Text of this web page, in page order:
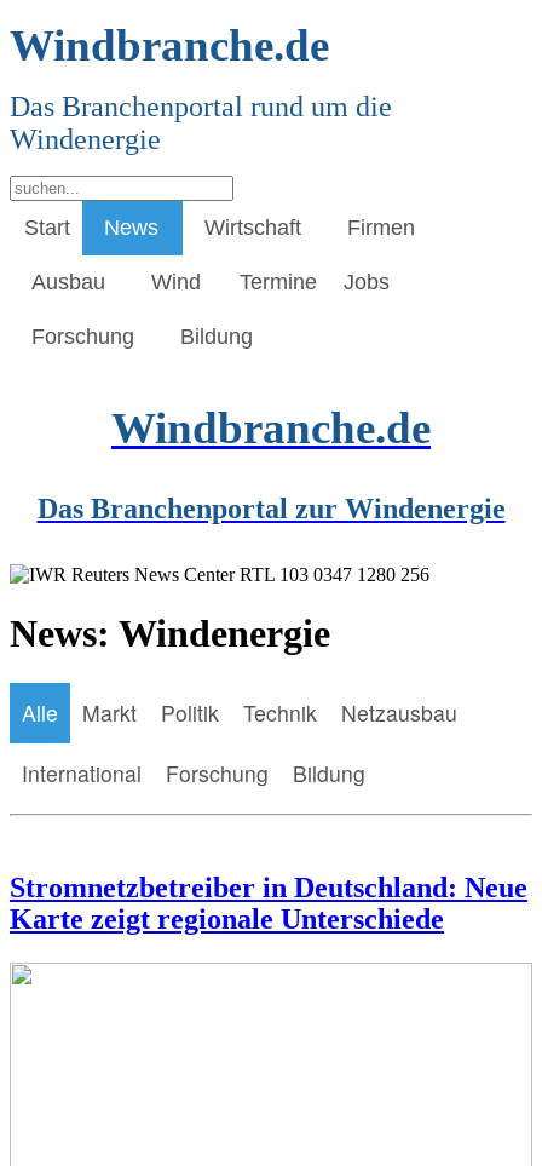
Windbranche.de
Das Branchenportal rund um die
Windenergie
Start News Wirtschaft Firmen
Ausbau Wind Termine Jobs
Forschung Bildung
Windbranche.de
Das Branchenportal zur Windenergie
News: Windenergie
Alle Markt Politik Technik
Netzausbau
International
Forschung Bildung
Stromnetzbetreiber in Deutschland: Neue
Karte zeigt regionale Unterschiede